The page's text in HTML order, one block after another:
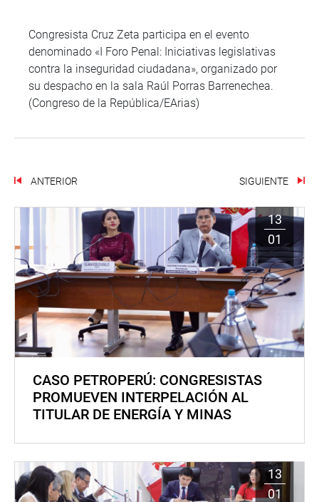
Congresista Cruz Zeta participa en el evento
denominado «I Foro Penal: Iniciativas legislativas
contra la inseguridad ciudadana», organizado por
su despacho en la sala Raúl Porras Barrenechea.
(Congreso de la República/EArias)
ANTERIOR SIGUIENTE
13
01
CASO PETROPERÚ: CONGRESISTAS
PROMUEVEN INTERPELACIÓN AL
TITULAR DE ENERGÍA Y MINAS
13
01